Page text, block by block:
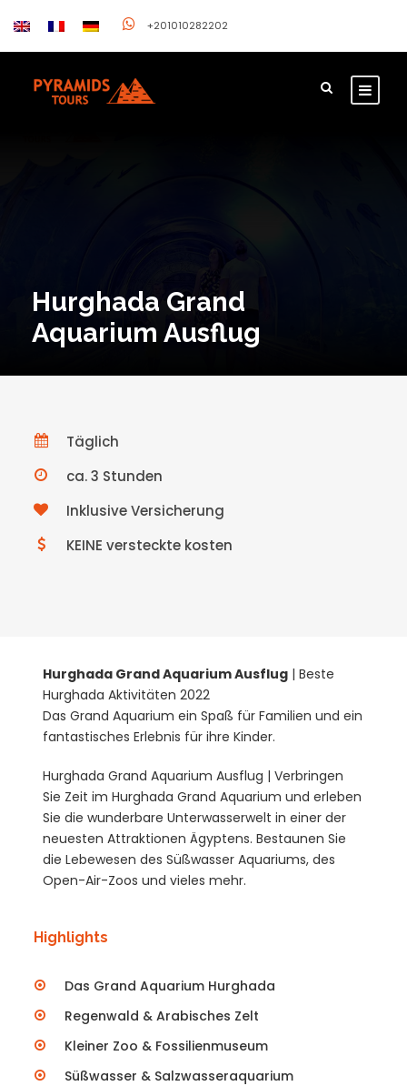
+201010282202
Hurghada Grand
Aquarium Ausflug
Täglich
ca. 3 Stunden
Inklusive Versicherung
KEINE versteckte kosten
Hurghada Grand Aquarium Ausflug | Beste
Hurghada Aktivitäten 2022
Das Grand Aquarium ein Spaß für Familien und ein
fantastisches Erlebnis für ihre Kinder.
Hurghada Grand Aquarium Ausflug | Verbringen
Sie Zeit im Hurghada Grand Aquarium und erleben
Sie die wunderbare Unterwasserwelt in einer der
neuesten Attraktionen Ägyptens. Bestaunen Sie
die Lebewesen des Süßwasser Aquariums, des
Open-Air-Zoos und vieles mehr.
Highlights
Das Grand Aquarium Hurghada
Regenwald & Arabisches Zelt
Kleiner Zoo & Fossilienmuseum
Süßwasser & Salzwasseraquarium